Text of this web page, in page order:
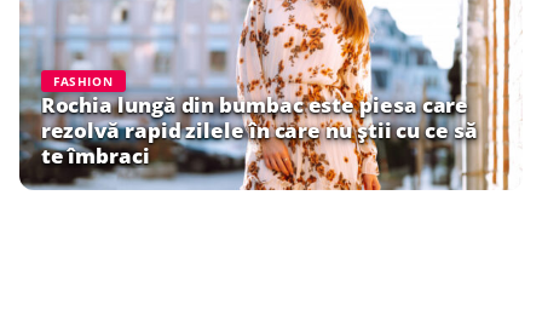
FASHION
Rochia lungă din bumbac este piesa care
rezolvă rapid zilele în care nu știi cu ce să
te îmbraci